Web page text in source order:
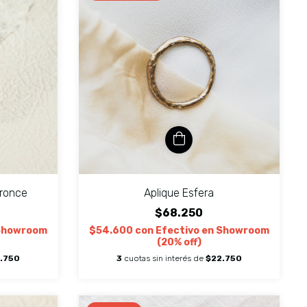
Aplique Esfera
$68.250
$54.600 con Efectivo en Showroom
(20% off)
3 cuotas sin interés de $22.750